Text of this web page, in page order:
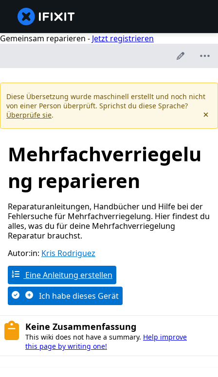
Gemeinsam reparieren - Jetzt registrieren
Diese Übersetzung wurde maschinell erstellt und noch nicht
von einer Person überprüft. Sprichst du diese Sprache?
Überprüfe sie.
Mehrfachverriegelu
ng reparieren
Reparaturanleitungen, Handbücher und Hilfe bei der
Fehlersuche für Mehrfachverriegelung. Hier findest du
alles, was du für deine Mehrfachverriegelung
Reparatur brauchst.
Autor:in: Kris Rodriguez
Eine Anleitung erstellen
Ich habe dieses Gerät
Keine Zusammenfassung
This wiki does not have a summary. Help improve
this page by writing one!